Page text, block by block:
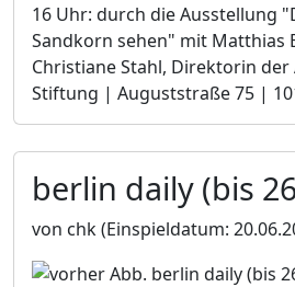
16 Uhr: durch die Ausstellung
Sandkorn sehen" mit Matthias
Christiane Stahl, Direktorin
Stiftung | Auguststraße 75 |
berlin daily (bis
von chk(Einspieldatum: